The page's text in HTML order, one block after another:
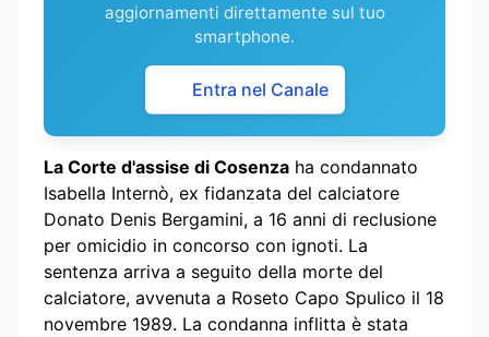
aggiornamenti direttamente sul tuo
smartphone.
Entra nel Canale
La Corte d'assise di Cosenza ha condannato
Isabella Internò, ex fidanzata del calciatore
Donato Denis Bergamini, a 16 anni di reclusione
per omicidio in concorso con ignoti. La
sentenza arriva a seguito della morte del
calciatore, avvenuta a Roseto Capo Spulico il 18
novembre 1989. La condanna inflitta è stata